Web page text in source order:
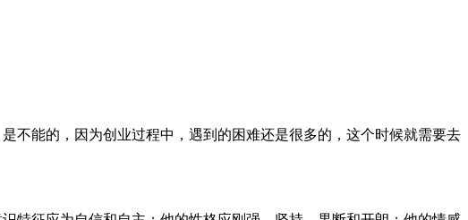
不能的，因为创业过程中，遇到的困难还是很多的，这个时候就需要去